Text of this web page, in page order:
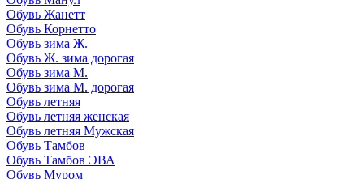
Обувь Жанетт
Обувь Корнетто
Обувь зима Ж.
Обувь Ж. зима дорогая
Обувь зима М.
Обувь зима М. дорогая
Обувь летняя
Обувь летняя женская
Обувь летняя Мужская
Обувь Тамбов
Обувь Тамбов ЭВА
Обувь Муром